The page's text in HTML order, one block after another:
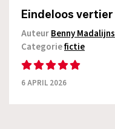
Eindeloos vertier
AuteurBenny Madalijns
Categoriefictie
6 APRIL 2026